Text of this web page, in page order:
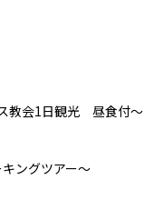
教会1日観光 昼食付～
ングツアー～